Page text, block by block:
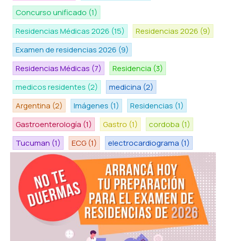
Concurso unificado (1)
Residencias Médicas 2026 (15) Residencias 2026 (9)
Examen de residencias 2026 (9)
Residencias Médicas (7) Residencia (3)
medicos residentes (2) medicina (2)
Argentina (2) Imágenes (1) Residencias (1)
Gastroenterología (1) Gastro (1) cordoba (1)
Tucuman (1) ECG (1) electrocardiograma (1)